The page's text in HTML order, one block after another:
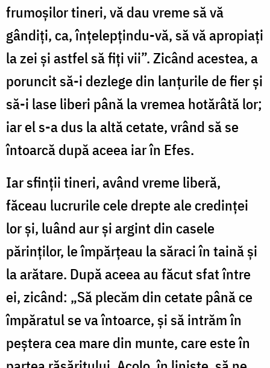
frumoșilor tineri, vă dau vreme să vă
gândiți, ca, înțelepțindu-vă, să vă apropiați
la zei și astfel să fiți vii”. Zicând acestea, a
poruncit să-i dezlege din lanțurile de fier și
să-i lase liberi până la vremea hotărâtă lor;
iar el s-a dus la altă cetate, vrând să se
întoarcă după aceea iar în Efes.
Iar sfinții tineri, având vreme liberă,
făceau lucrurile cele drepte ale credinței
lor și, luând aur și argint din casele
părinților, le împărțeau la săraci în taină și
la arătare. După aceea au făcut sfat între
ei, zicând: „Să plecăm din cetate până ce
împăratul se va întoarce, și să intrăm în
peștera cea mare din munte, care este în